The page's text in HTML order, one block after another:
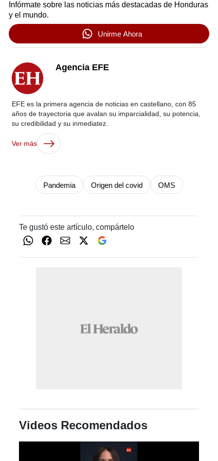
Infórmate sobre las noticias más destacadas de Honduras
y el mundo.
Unirme Ahora
Agencia EFE
EFE es la primera agencia de noticias en castellano, con 85
años de trayectoria que avalan su imparcialidad, su potencia,
su credibilidad y su inmediatez.
Ver más
Pandemia Origen del covid OMS
Te gustó este artículo, compártelo
Videos Recomendados